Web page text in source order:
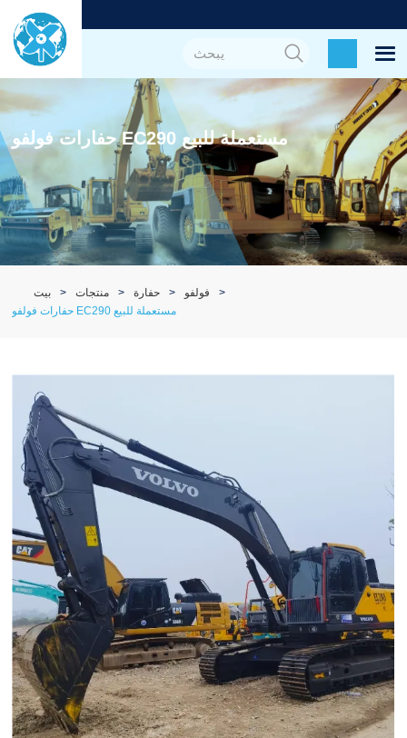
حفارات فولفو EC290 مستعملة للبيع
بيت منتجات حفارة
فولفو
حفارات فولفو EC290 مستعملة للبيع